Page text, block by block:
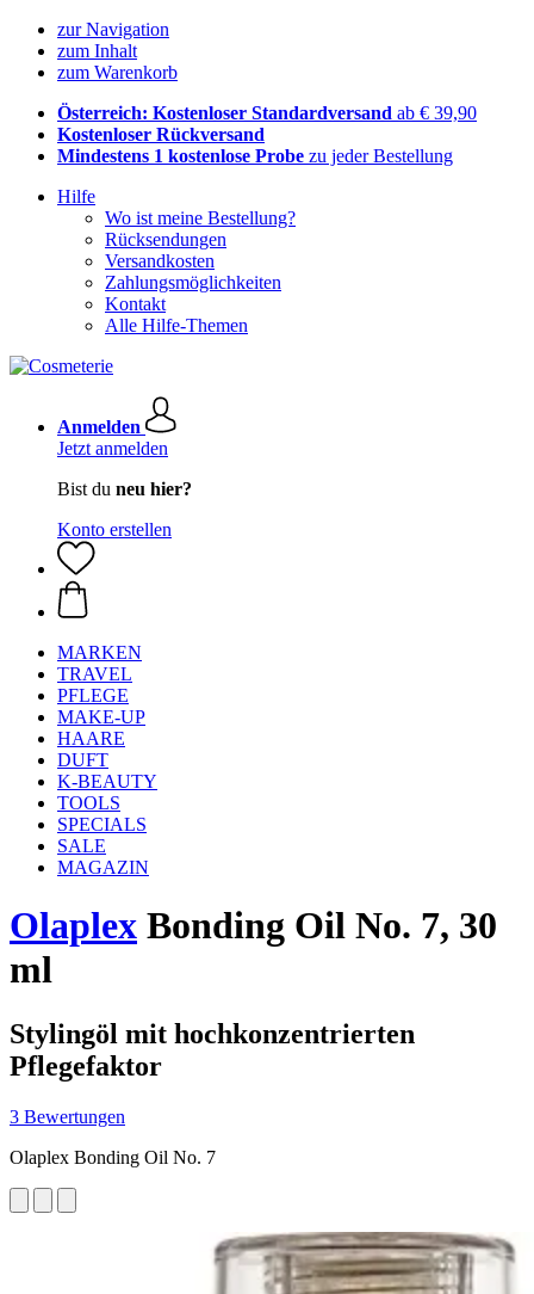
zur Navigation
zum Inhalt
zum Warenkorb
Österreich: Kostenloser Standardversand ab € 39,90
Kostenloser Rückversand
Mindestens 1 kostenlose Probe zu jeder Bestellung
Hilfe
Wo ist meine Bestellung?
Rücksendungen
Versandkosten
Zahlungsmöglichkeiten
Kontakt
Alle Hilfe-Themen
Anmelden
Jetzt anmelden
Bist du neu hier?
Konto erstellen
MARKEN
TRAVEL
PFLEGE
MAKE-UP
HAARE
DUFT
K-BEAUTY
TOOLS
SPECIALS
SALE
MAGAZIN
Olaplex Bonding Oil No. 7, 30
ml
Stylingöl mit hochkonzentrierten
Pflegefaktor
3 Bewertungen
Olaplex Bonding Oil No. 7